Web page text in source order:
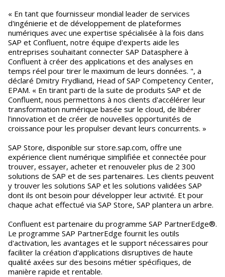
« En tant que fournisseur mondial leader de services
d'ingénierie et de développement de plateformes
numériques avec une expertise spécialisée à la fois dans
SAP et Confluent, notre équipe d'experts aide les
entreprises souhaitant connecter SAP Datasphere à
Confluent à créer des applications et des analyses en
temps réel pour tirer le maximum de leurs données. ", a
déclaré Dmitry Frydliand, Head of SAP Competency Center,
EPAM. « En tirant parti de la suite de produits SAP et de
Confluent, nous permettons à nos clients d'accélérer leur
transformation numérique basée sur le cloud, de libérer
l’innovation et de créer de nouvelles opportunités de
croissance pour les propulser devant leurs concurrents. »
SAP Store, disponible sur store.sap.com, offre une
expérience client numérique simplifiée et connectée pour
trouver, essayer, acheter et renouveler plus de 2 300
solutions de SAP et de ses partenaires. Les clients peuvent
y trouver les solutions SAP et les solutions validées SAP
dont ils ont besoin pour développer leur activité. Et pour
chaque achat effectué via SAP Store, SAP plantera un arbre.
Confluent est partenaire du programme SAP PartnerEdge®.
Le programme SAP PartnerEdge fournit les outils
d'activation, les avantages et le support nécessaires pour
faciliter la création d'applications disruptives de haute
qualité axées sur des besoins métier spécifiques, de
manière rapide et rentable.